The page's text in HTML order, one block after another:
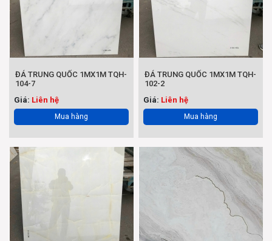
ĐÁ TRUNG QUỐC 1MX1M TQH-
104-7
Giá: Liên hệ
Mua hàng
ĐÁ TRUNG QUỐC 1MX1M TQH-
102-2
Giá: Liên hệ
Mua hàng